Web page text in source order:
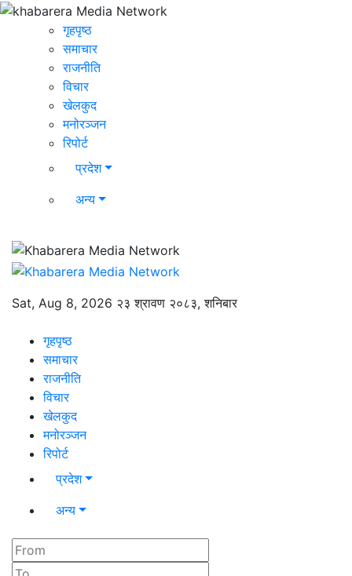
गृहपृष्ठ
समाचार
राजनीति
विचार
खेलकुद
मनोरञ्जन
रिपोर्ट
प्रदेश
अन्य
Sat, Aug 8, 2026 २३ श्रावण २०८३, शनिबार
गृहपृष्ठ
समाचार
राजनीति
विचार
खेलकुद
मनोरञ्जन
रिपोर्ट
प्रदेश
अन्य